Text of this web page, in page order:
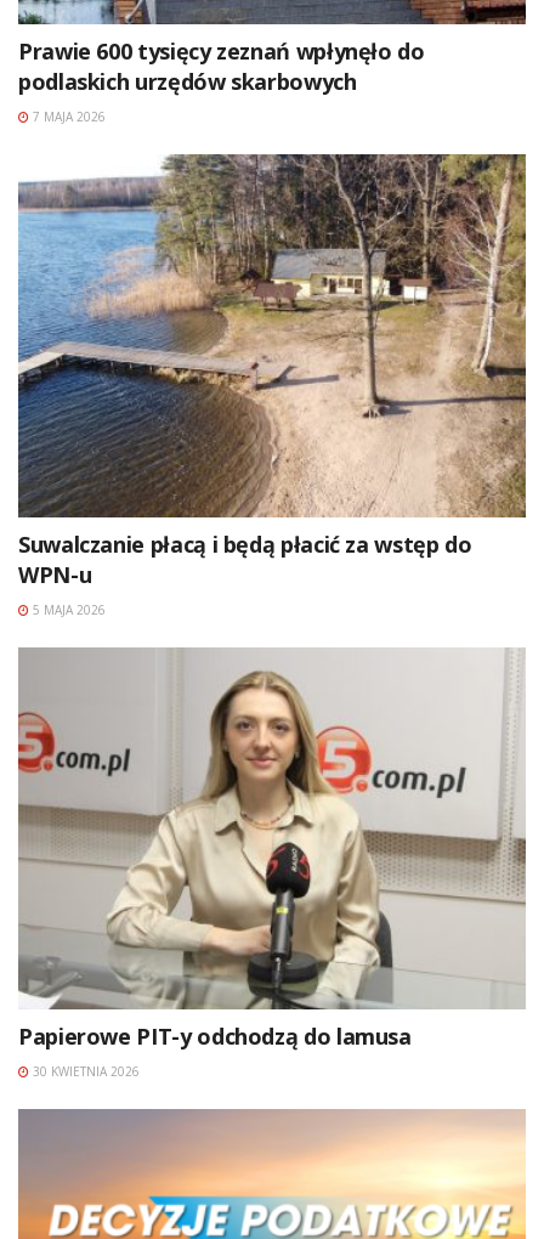
Prawie 600 tysięcy zeznań wpłynęło do
podlaskich urzędów skarbowych
7 MAJA 2026
Suwalczanie płacą i będą płacić za wstęp do
WPN-u
5 MAJA 2026
Papierowe PIT-y odchodzą do lamusa
30 KWIETNIA 2026